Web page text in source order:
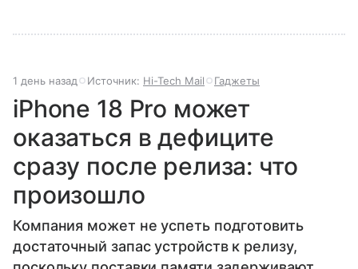
1 день назад Источник: Hi-Tech Mail Гаджеты
iPhone 18 Pro может
оказаться в дефиците
сразу после релиза: что
произошло
Компания может не успеть подготовить
достаточный запас устройств к релизу,